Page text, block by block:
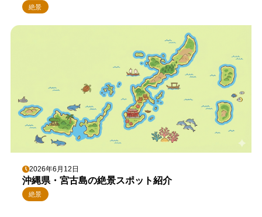
絶景
2026年6月12日
沖縄県・宮古島の絶景スポット紹介
絶景